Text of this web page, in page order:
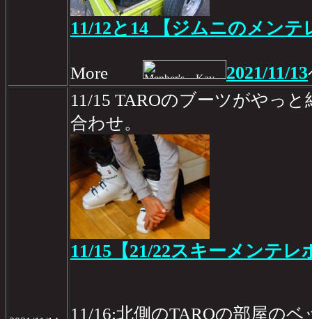
11/12と14 【ジムニのメンテ
More 2021/11/13
11/15 TAROのブーツがやっ
合わせ。
11/15【21/22スキーメンテレ
11/16:北側のTAROの部屋の